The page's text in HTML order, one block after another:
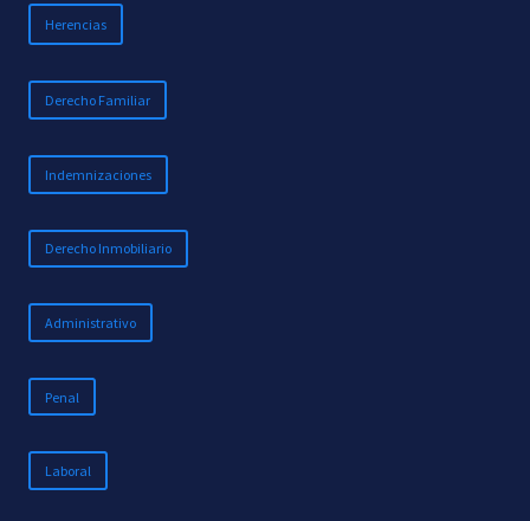
Herencias
Derecho Familiar
Indemnizaciones
Derecho Inmobiliario
Administrativo
Penal
Laboral